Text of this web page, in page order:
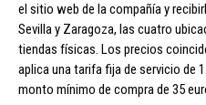
el sitio web de la compañía y
Sevilla y Zaragoza, las cuatro
tiendas físicas. Los precios
aplica una tarifa fija de servicio de
monto mínimo de compra de 35